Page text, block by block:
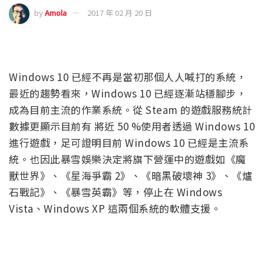
byAmola 2017 年 02 月 20 日
Windows 10 已經不再是當初那個人人喊打的系統，
最近的趨勢看來，Windows 10 已經逐漸站穩腳步，
成為目前主流的作業系統。從 Steam 的遊戲服務統計
數據更顯示目前有 將近 50 %使用者透過 Windows 10
進行遊戲，足可證明目前 Windows 10 已經是主流系
統。也因此暴雪娛樂決定將旗下營運中的遊戲如《魔
獸世界》、《星海爭霸 2》、《暗黑破壞神 3》、《爐
石戰記》、《暴雪英霸》等，停止在 Windows
Vista、Windows XP 這兩個系統的軟體支援。